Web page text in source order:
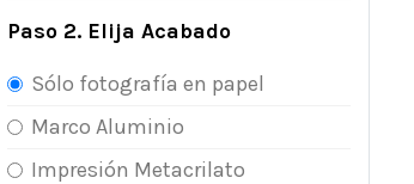
Paso 2. Elija Acabado
Sólo fotografía en papel
Marco Aluminio
Impresión Metacrilato